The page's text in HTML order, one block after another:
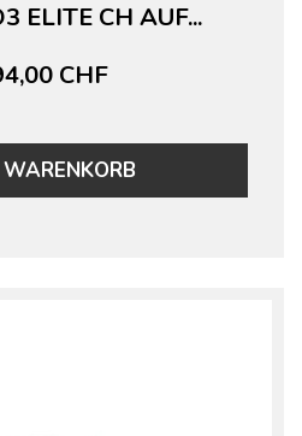
ELITE CH AUF...
CHF